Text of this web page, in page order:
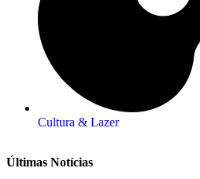
Cultura & Lazer
Últimas Notícias